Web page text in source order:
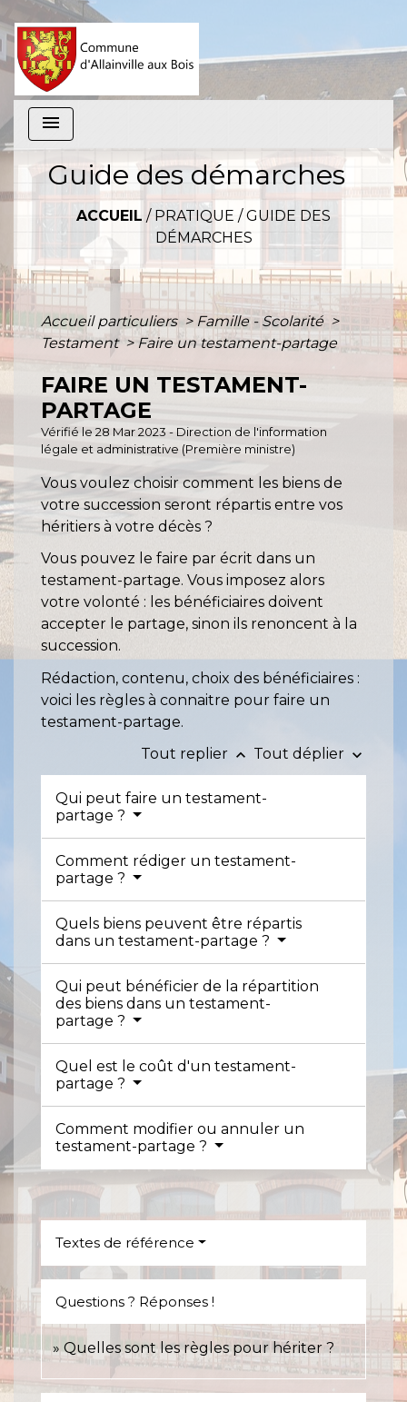
menu
Guide des démarches
ACCUEIL / PRATIQUE /GUIDE DES
DÉMARCHES
Accueil particuliers> Famille - Scolarité >
Testament> Faire un testament-partage
FAIRE UN TESTAMENT-
PARTAGE
Vérifié le 28 Mar 2023 - Direction de l'information
légale et administrative (Première ministre)
Vous voulez choisir comment les biens de
votre succession seront répartis entre vos
héritiers à votre décès ?
Vous pouvez le faire par écrit dans un
testament-partage. Vous imposez alors
votre volonté : les bénéficiaires doivent
accepter le partage, sinon ils renoncent à la
succession.
Rédaction, contenu, choix des bénéficiaires :
voici les règles à connaitre pour faire un
testament-partage.
Tout replier keyboard_arrow_up Tout déplier keyboard_arrow_down
Qui peut faire un testament-
partage ?
Comment rédiger un testament-
partage ?
Quels biens peuvent être répartis
dans un testament-partage ?
Qui peut bénéficier de la répartition
des biens dans un testament-
partage ?
Quel est le coût d'un testament-
partage ?
Comment modifier ou annuler un
testament-partage ?
Textes de référence
Questions ? Réponses !
Quelles sont les règles pour hériter ?